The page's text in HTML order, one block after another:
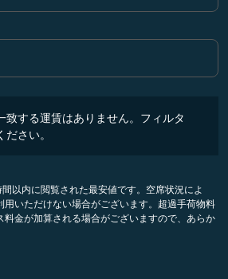
ラス Selected
致する運賃はありません。フィルタ
さい。
以内に閲覧された最安値です。空席状況によ
用いただけない場合がございます。超過手荷物料
金が加算される場合がございますので、あらか